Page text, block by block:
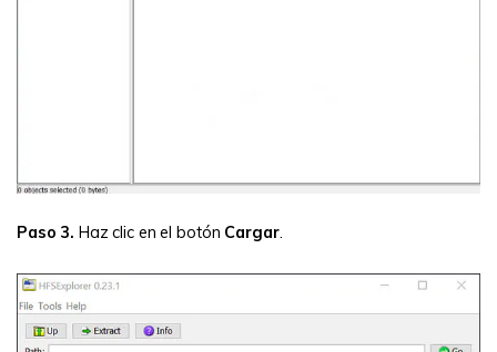
Paso 3. Haz clic en el botón Cargar.